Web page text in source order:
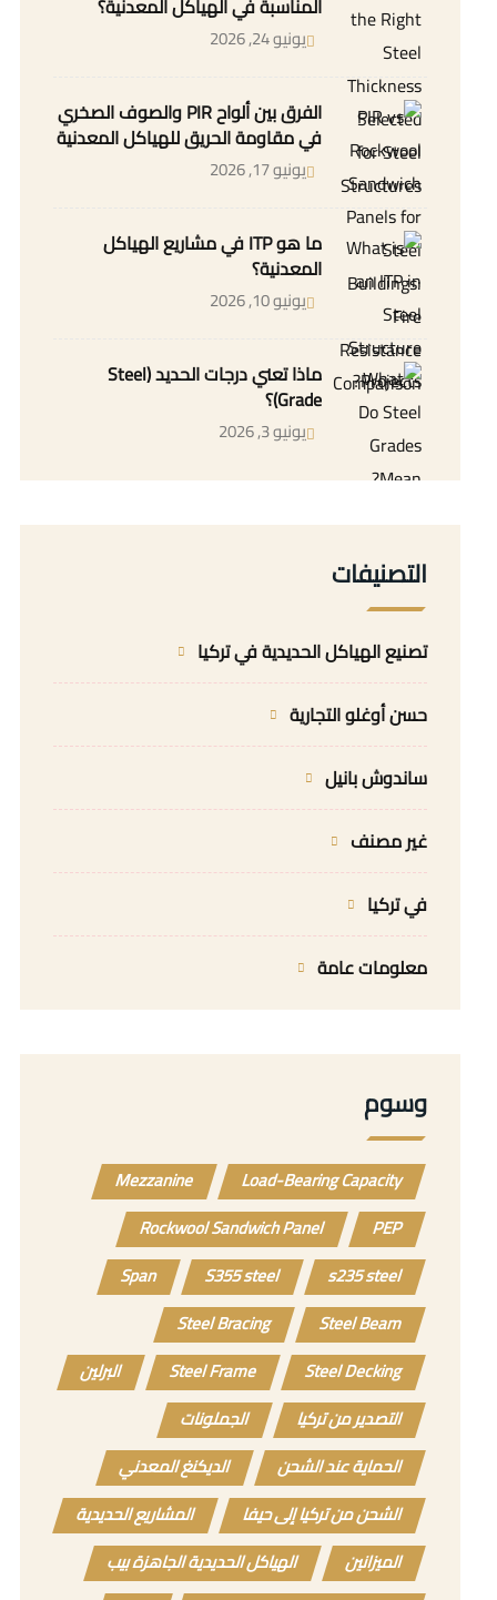
يونيو 24, 2026
الفرق بين ألواح PIR والصوف الصخري
في مقاومة الحريق للهياكل المعدنية
يونيو 17, 2026
ما هو ITP في مشاريع الهياكل
المعدنية؟
يونيو 10, 2026
ماذا تعني درجات الحديد (Steel
Grade)؟
يونيو 3, 2026
التصنيفات
تصنيع الهياكل الحديدية في تركيا
حسن أوغلو التجارية
ساندوش بانيل
غير مصنف
في تركيا
معلومات عامة
وسوم
Load-Bearing Capacity
Mezzanine
PEP
Rockwool Sandwich Panel
s235 steel
S355 steel
Span
Steel Beam
Steel Bracing
Steel Decking
Steel Frame
البرلين
التصدير من تركيا
الجملونات
الحماية عند الشحن
الديكنغ المعدني
الشحن من تركيا إلى حيفا
المشاريع الحديدية
الميزانين
الهياكل الحديدية الجاهزة بيب